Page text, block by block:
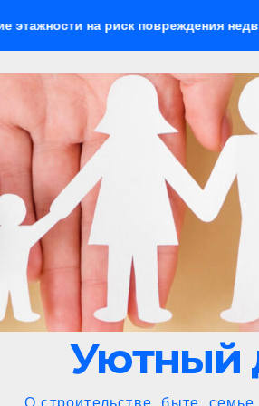
недвижимости
Уютный
О строительстве, быте,